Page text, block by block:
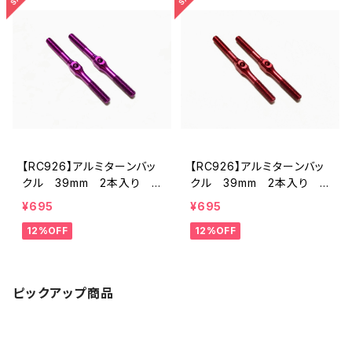
【RC926】アルミターンバッ
クル 39mm 2本入り
パープル KN-TB39PL
¥695
12%OFF
【RC926】アルミターンバッ
クル 39mm 2本入り
レッド KN-TB39RD
¥695
12%OFF
ピックアップ商品